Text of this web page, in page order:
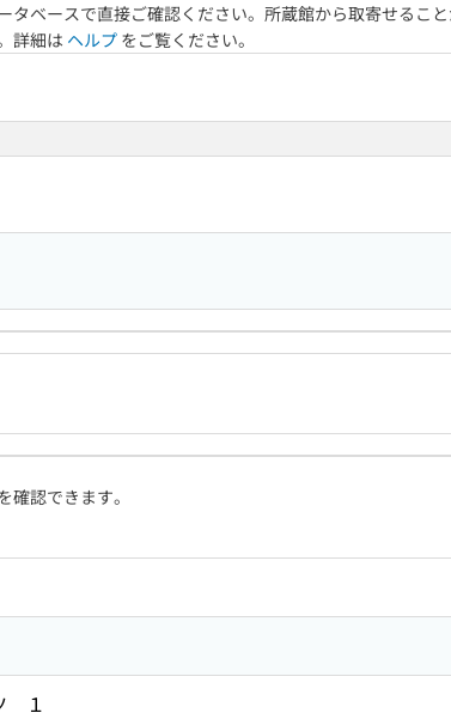
ベースで直接ご確認ください。所蔵館から取寄せるこ
詳細は ヘルプ をご覧ください。
認できます。
１